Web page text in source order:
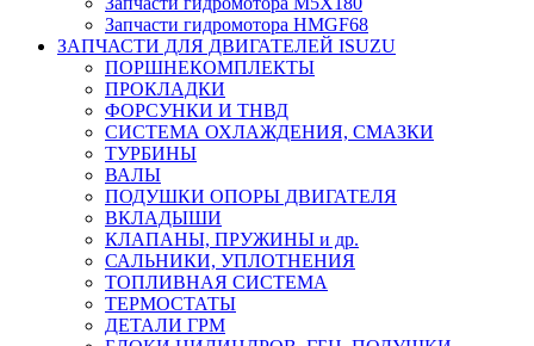
Запчасти гидромотора HMGF68
ЗАПЧАСТИ ДЛЯ ДВИГАТЕЛЕЙ ISUZU
ПОРШНЕКОМПЛЕКТЫ
ПРОКЛАДКИ
ФОРСУНКИ И ТНВД
СИСТЕМА ОХЛАЖДЕНИЯ, СМАЗКИ
ТУРБИНЫ
ВАЛЫ
ПОДУШКИ ОПОРЫ ДВИГАТЕЛЯ
ВКЛАДЫШИ
КЛАПАНЫ, ПРУЖИНЫ и др.
САЛЬНИКИ, УПЛОТНЕНИЯ
ТОПЛИВНАЯ СИСТЕМА
ТЕРМОСТАТЫ
ДЕТАЛИ ГРМ